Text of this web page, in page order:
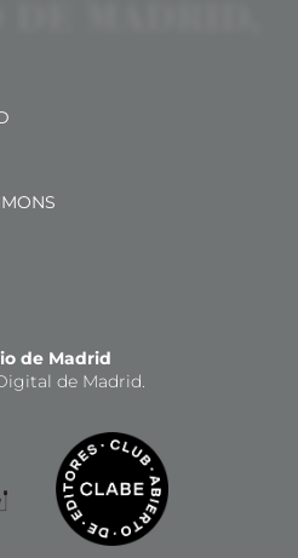
de Madrid
de Madrid.